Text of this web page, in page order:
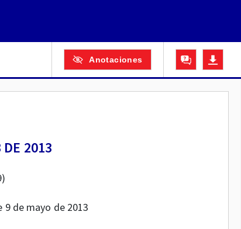
Anotaciones
DE 2013
9 de mayo de 2013